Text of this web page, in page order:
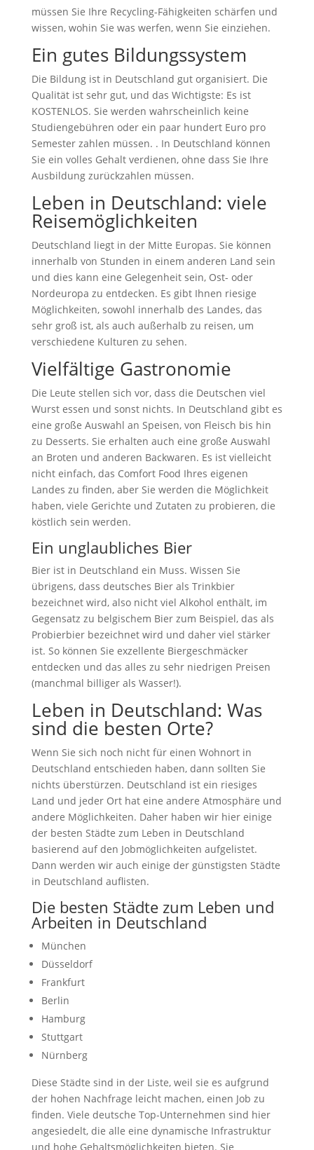
müssen Sie Ihre Recycling-Fähigkeiten schärfen und
wissen, wohin Sie was werfen, wenn Sie einziehen.
Ein gutes Bildungssystem
Die Bildung ist in Deutschland gut organisiert. Die
Qualität ist sehr gut, und das Wichtigste: Es ist
KOSTENLOS. Sie werden wahrscheinlich keine
Studiengebühren oder ein paar hundert Euro pro
Semester zahlen müssen. . In Deutschland können
Sie ein volles Gehalt verdienen, ohne dass Sie Ihre
Ausbildung zurückzahlen müssen.
Leben in Deutschland: viele
Reisemöglichkeiten
Deutschland liegt in der Mitte Europas. Sie können
innerhalb von Stunden in einem anderen Land sein
und dies kann eine Gelegenheit sein, Ost- oder
Nordeuropa zu entdecken. Es gibt Ihnen riesige
Möglichkeiten, sowohl innerhalb des Landes, das
sehr groß ist, als auch außerhalb zu reisen, um
verschiedene Kulturen zu sehen.
Vielfältige Gastronomie
Die Leute stellen sich vor, dass die Deutschen viel
Wurst essen und sonst nichts. In Deutschland gibt es
eine große Auswahl an Speisen, von Fleisch bis hin
zu Desserts. Sie erhalten auch eine große Auswahl
an Broten und anderen Backwaren. Es ist vielleicht
nicht einfach, das Comfort Food Ihres eigenen
Landes zu finden, aber Sie werden die Möglichkeit
haben, viele Gerichte und Zutaten zu probieren, die
köstlich sein werden.
Ein unglaubliches Bier
Bier ist in Deutschland ein Muss. Wissen Sie
übrigens, dass deutsches Bier als Trinkbier
bezeichnet wird, also nicht viel Alkohol enthält, im
Gegensatz zu belgischem Bier zum Beispiel, das als
Probierbier bezeichnet wird und daher viel stärker
ist. So können Sie exzellente Biergeschmäcker
entdecken und das alles zu sehr niedrigen Preisen
(manchmal billiger als Wasser!).
Leben in Deutschland: Was
sind die besten Orte?
Wenn Sie sich noch nicht für einen Wohnort in
Deutschland entschieden haben, dann sollten Sie
nichts überstürzen. Deutschland ist ein riesiges
Land und jeder Ort hat eine andere Atmosphäre und
andere Möglichkeiten. Daher haben wir hier einige
der besten Städte zum Leben in Deutschland
basierend auf den Jobmöglichkeiten aufgelistet.
Dann werden wir auch einige der günstigsten Städte
in Deutschland auflisten.
Die besten Städte zum Leben und
Arbeiten in Deutschland
München
Düsseldorf
Frankfurt
Berlin
Hamburg
Stuttgart
Nürnberg
Diese Städte sind in der Liste, weil sie es aufgrund
der hohen Nachfrage leicht machen, einen Job zu
finden. Viele deutsche Top-Unternehmen sind hier
angesiedelt, die alle eine dynamische Infrastruktur
und hohe Gehaltsmöglichkeiten bieten. Sie